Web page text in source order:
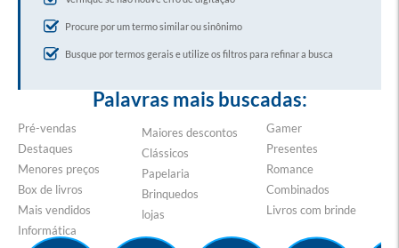
Procure por um termo similar ou sinônimo
Busque por termos gerais e utilize os filtros para refinar a busca
Palavras mais buscadas:
Pré-vendas
Destaques
Menores preços
Box de livros
Mais vendidos
Informática
Maiores descontos
Clássicos
Papelaria
Brinquedos
lojas
Gamer
Presentes
Romance
Combinados
Livros com brinde